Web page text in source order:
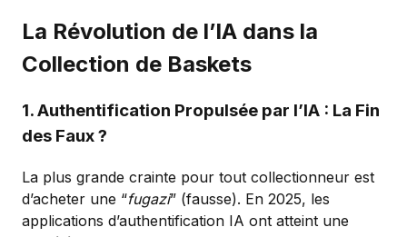
La Révolution de l’IA dans la
Collection de Baskets
1. Authentification Propulsée par l’IA : La Fin
des Faux ?
La plus grande crainte pour tout collectionneur est
d’acheter une “fugazi” (fausse). En 2025, les
applications d’authentification IA ont atteint une